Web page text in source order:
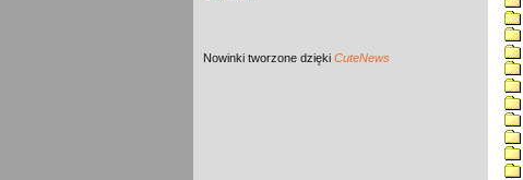
Nowinki tworzone dzięki CuteNews